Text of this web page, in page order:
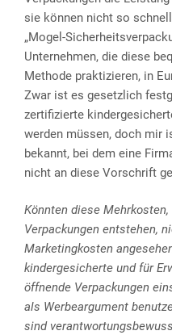
sie können nicht so
„Mogel-
Unternehmen, die diese
Methode praktizieren, in
Zwar ist es gesetzlich
zertifizierte
werden müssen, doch mir
bekannt, bei dem eine
nicht an diese Vorschrift
Könnten diese
Verpackungen entstehen,
Marketingkosten
kindergesicherte und für
öffnende Verpackungen
als Werbeargument
sind